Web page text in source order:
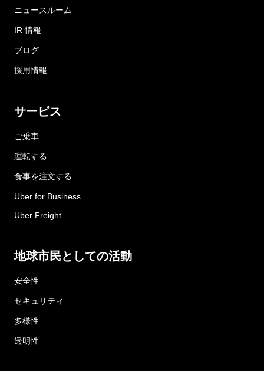
ニュースルーム
IR 情報
ブログ
採用情報
サービス
ご乗車
運転する
食事を注文する
Uber for Business
Uber Freight
地球市民としての活動
安全性
セキュリティ
多様性
透明性